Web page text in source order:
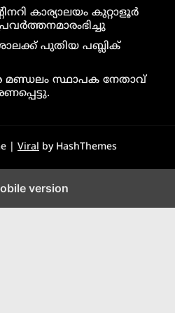
കാര്യാലയം കുറ്റാളൂർ
പുതിയ പബ്ലിക്
മണ്ഡലം സ്ഥാപക നേതാവ്
| Viral by HashThemes
version